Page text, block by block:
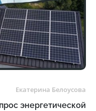
Екатерина Белоусова
энергетической